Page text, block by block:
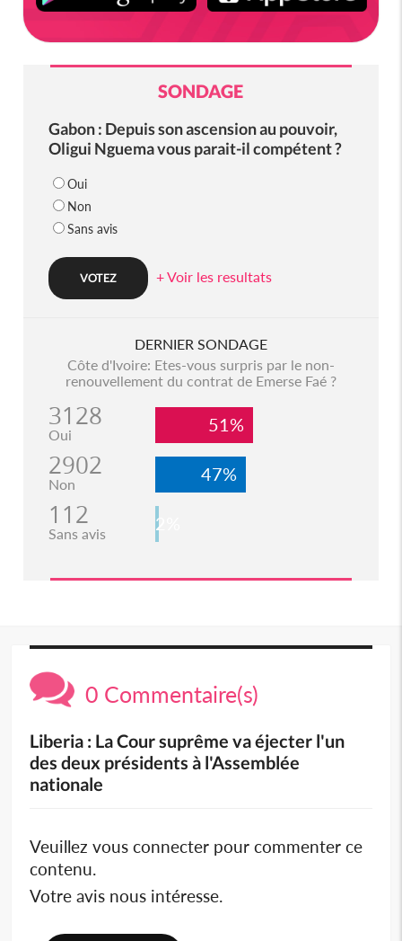
SONDAGE
Gabon : Depuis son ascension au pouvoir,
Oligui Nguema vous parait-il compétent ?
Oui
Non
Sans avis
+ Voir les resultats
DERNIER SONDAGE
Côte d'Ivoire: Etes-vous surpris par le non-
renouvellement du contrat de Emerse Faé ?
3128
Oui 51%
2902
Non 47%
112
Sans avis 2%
0 Commentaire(s)
Liberia : La Cour suprême va éjecter l'un
des deux présidents à l'Assemblée
nationale
Veuillez vous connecter pour commenter ce
contenu.
Votre avis nous intéresse.